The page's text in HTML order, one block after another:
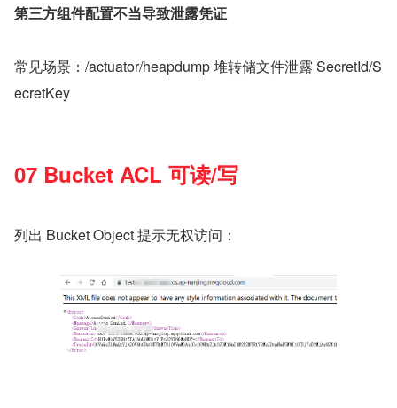
第三方组件配置不当导致泄露凭证
常见场景：/actuator/heapdump 堆转储文件泄露 SecretId/S
ecretKey
07 Bucket ACL 可读/写
列出 Bucket Object 提示无权访问：